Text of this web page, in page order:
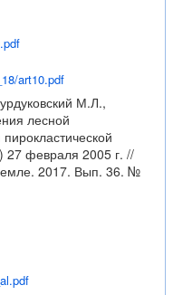
art10.pdf
М.Л.,
лесной
27 февраля 2005 г. //
2017. Вып. 36. №